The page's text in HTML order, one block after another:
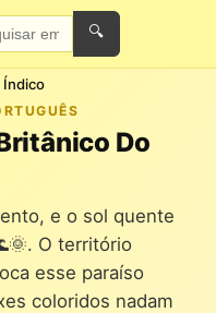
🔍
Índico
Do
e o sol quente
O território
esse paraíso
coloridos nadam